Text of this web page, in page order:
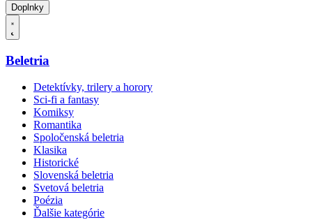
Doplnky
Beletria
Detektívky, trilery a horory
Sci-fi a fantasy
Komiksy
Romantika
Spoločenská beletria
Klasika
Historické
Slovenská beletria
Svetová beletria
Poézia
Ďalšie kategórie